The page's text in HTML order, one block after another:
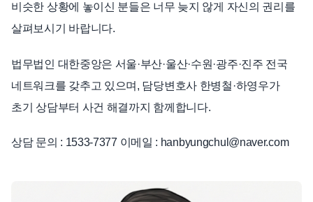
비슷한 상황에 놓이신 분들은 너무 늦지 않게 자신의 권리를
살펴보시기 바랍니다.
법무법인 대한중앙은 서울·부산·울산·수원·광주·진주 전국
네트워크를 갖추고 있으며, 담당변호사 한병철·하영우가
초기 상담부터 사건 해결까지 함께합니다.
상담 문의 : 1533-7377 이메일 : hanbyungchul@naver.com